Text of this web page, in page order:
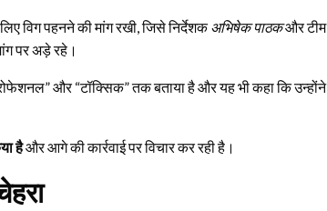
विग पहनने की मांग रखी, जिसे निर्देशकअभिषेक पाठकऔर टीम
पर अड़े रहे।
और “टॉक्सिक” तक बताया है और यह भी कहा कि उन्होंने
हैऔर आगे की कार्रवाई पर विचार कर रही है।